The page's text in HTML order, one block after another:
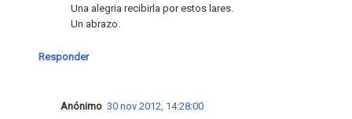
Una alegria recibirla por estos lares.
Un abrazo.
Responder
Anónimo 30 nov 2012, 14:28:00